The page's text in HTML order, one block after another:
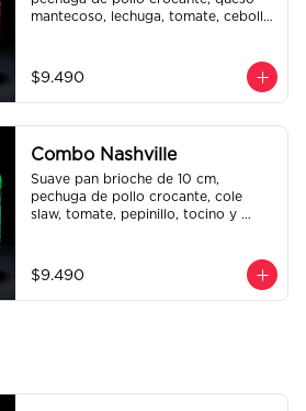
mantecoso, lechuga, tomate, cebolla
salsa de la casa de regalo a elección
y una bebida de 350 cc a elección.
$9.490
Combo Nashville
Suave pan brioche de 10 cm,
pechuga de pollo crocante, cole
slaw, tomate, pepinillo, tocino y
de la casa de regalo a elección y una
bebida de 350 cc a elección.
$9.490